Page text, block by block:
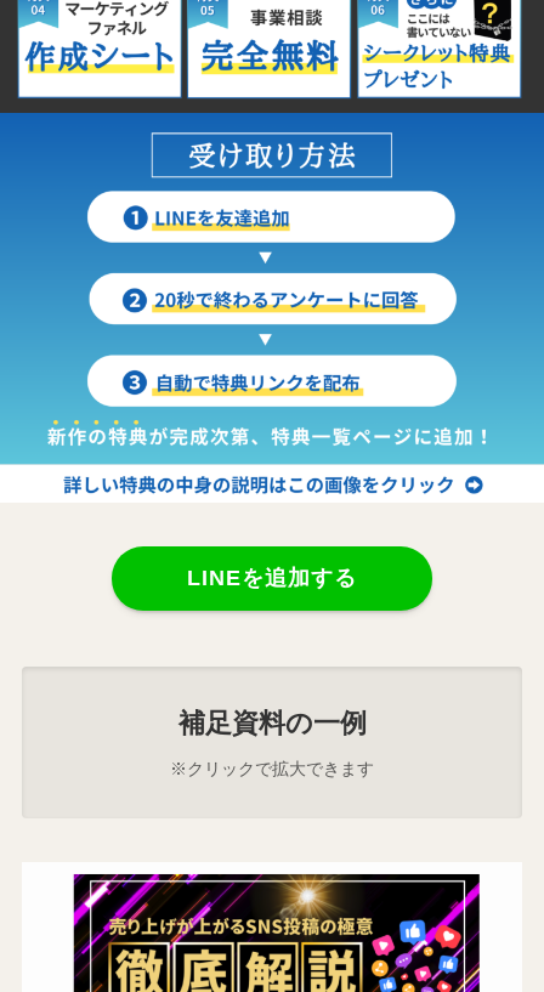
LINEを追加する
補足資料の一例
※クリックで拡大できます